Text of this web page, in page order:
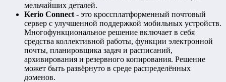
мельчайших деталей.
Kerio Connect - это кроссплатформенный почтовый
сервер с улучшенной поддержкой мобильных устройств.
Многофункциональное решение включает в себя
средства коллективной работы, функции электронной
почты, планировщика задач и расписаний,
архивирования и резервного копирования. Решение
может быть развёрнуто в среде распределённых
доменов.